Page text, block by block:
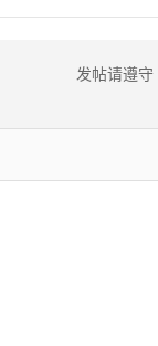
发帖请遵守